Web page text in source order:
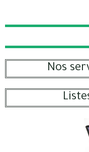
Nos